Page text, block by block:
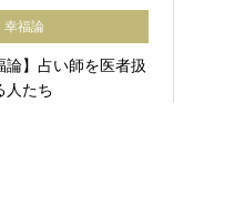
幸福論
論】占い師を医者扱
人たち